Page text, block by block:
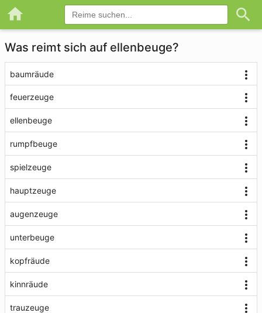
Was reimt sich auf ellenbeuge?
baumräude
feuerzeuge
ellenbeuge
rumpfbeuge
spielzeuge
hauptzeuge
augenzeuge
unterbeuge
kopfräude
kinnräude
trauzeuge